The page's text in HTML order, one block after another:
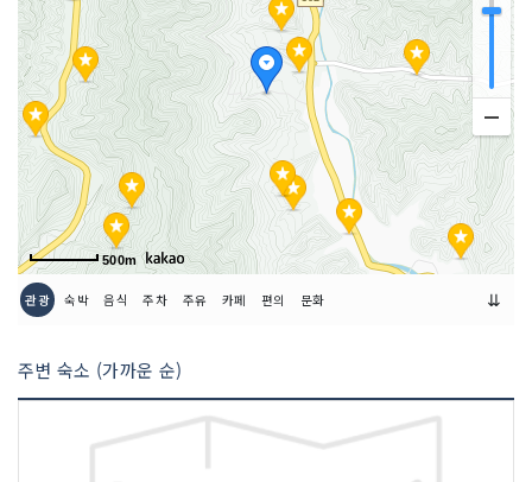
500m
관광 숙박 음식 주차 주유 카페 편의 문화 ⇊
주변 숙소 (가까운 순)